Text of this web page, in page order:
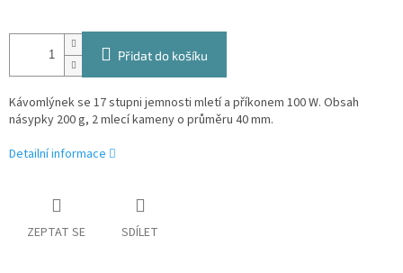
Přidat do košíku
Kávomlýnek se 17 stupni jemnosti mletí a příkonem 100 W. Obsah
násypky 200 g, 2 mlecí kameny o průměru 40 mm.
Detailní informace
ZEPTAT SE SDÍLET